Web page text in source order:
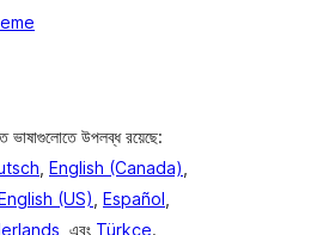
ভাষাগুলোতে উপলব্ধ রয়েছে:
, English (Canada),
(US), Español,
, এবং Türkçe.